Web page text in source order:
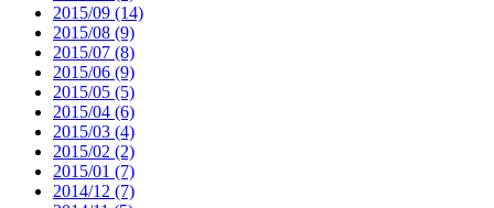
2015/09 (14)
2015/08 (9)
2015/07 (8)
2015/06 (9)
2015/05 (5)
2015/04 (6)
2015/03 (4)
2015/02 (2)
2015/01 (7)
2014/12 (7)